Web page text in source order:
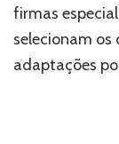
firmas
selecionam
adaptações